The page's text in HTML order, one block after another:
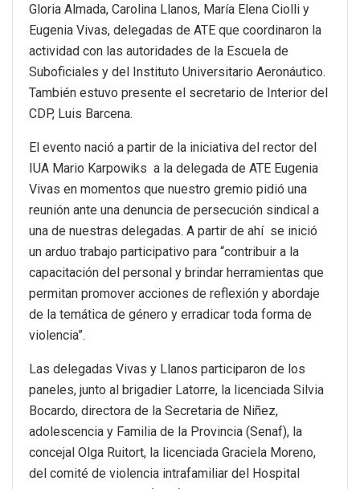
Gloria Almada, Carolina Llanos, María Elena Ciolli y
Eugenia Vivas, delegadas de ATE que coordinaron la
actividad con las autoridades de la Escuela de
Suboficiales y del Instituto Universitario Aeronáutico.
También estuvo presente el secretario de Interior del
CDP, Luis Barcena.
El evento nació a partir de la iniciativa del rector del
IUA Mario Karpowiks a la delegada de ATE Eugenia
Vivas en momentos que nuestro gremio pidió una
reunión ante una denuncia de persecución sindical a
una de nuestras delegadas. A partir de ahí se inició
un arduo trabajo participativo para “contribuir a la
capacitación del personal y brindar herramientas que
permitan promover acciones de reflexión y abordaje
de la temática de género y erradicar toda forma de
violencia”.
Las delegadas Vivas y Llanos participaron de los
paneles, junto al brigadier Latorre, la licenciada Silvia
Bocardo, directora de la Secretaria de Niñez,
adolescencia y Familia de la Provincia (Senaf), la
concejal Olga Ruitort, la licenciada Graciela Moreno,
del comité de violencia intrafamiliar del Hospital